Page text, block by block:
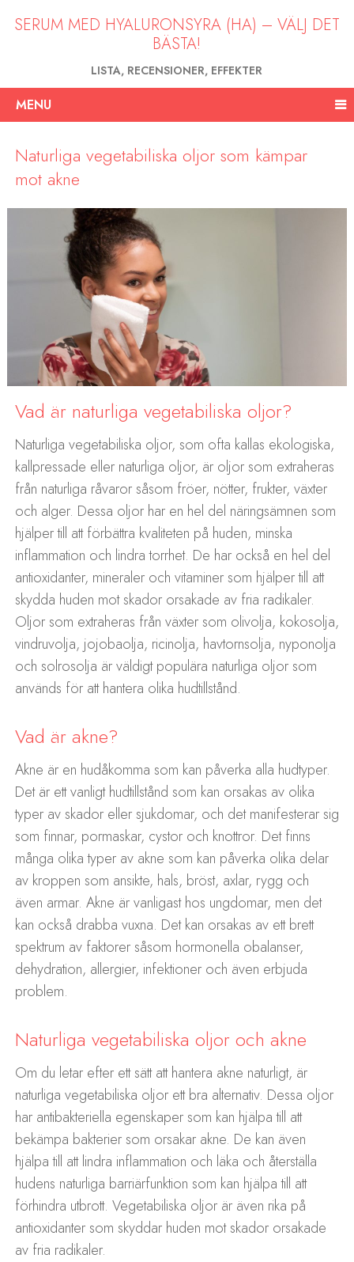
SERUM MED HYALURONSYRA (HA) – VÄLJ DET
BÄSTA!
LISTA, RECENSIONER, EFFEKTER
MENU
Naturliga vegetabiliska oljor som kämpar
mot akne
Vad är naturliga vegetabiliska oljor?
Naturliga vegetabiliska oljor, som ofta kallas ekologiska,
kallpressade eller naturliga oljor, är oljor som extraheras
från naturliga råvaror såsom fröer, nötter, frukter, växter
och alger. Dessa oljor har en hel del näringsämnen som
hjälper till att förbättra kvaliteten på huden, minska
inflammation och lindra torrhet. De har också en hel del
antioxidanter, mineraler och vitaminer som hjälper till att
skydda huden mot skador orsakade av fria radikaler.
Oljor som extraheras från växter som olivolja, kokosolja,
vindruvolja, jojobaolja, ricinolja, havtornsolja, nyponolja
och solrosolja är väldigt populära naturliga oljor som
används för att hantera olika hudtillstånd.
Vad är akne?
Akne är en hudåkomma som kan påverka alla hudtyper.
Det är ett vanligt hudtillstånd som kan orsakas av olika
typer av skador eller sjukdomar, och det manifesterar sig
som finnar, pormaskar, cystor och knottror. Det finns
många olika typer av akne som kan påverka olika delar
av kroppen som ansikte, hals, bröst, axlar, rygg och
även armar. Akne är vanligast hos ungdomar, men det
kan också drabba vuxna. Det kan orsakas av ett brett
spektrum av faktorer såsom hormonella obalanser,
dehydration, allergier, infektioner och även erbjuda
problem.
Naturliga vegetabiliska oljor och akne
Om du letar efter ett sätt att hantera akne naturligt, är
naturliga vegetabiliska oljor ett bra alternativ. Dessa oljor
har antibakteriella egenskaper som kan hjälpa till att
bekämpa bakterier som orsakar akne. De kan även
hjälpa till att lindra inflammation och läka och återställa
hudens naturliga barriärfunktion som kan hjälpa till att
förhindra utbrott. Vegetabiliska oljor är även rika på
antioxidanter som skyddar huden mot skador orsakade
av fria radikaler.